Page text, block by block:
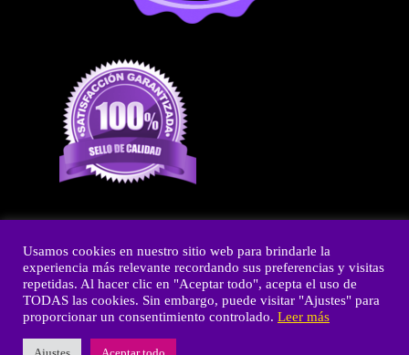
Copyright © 2026 Fiestas y Olé
Powered by Fiestas y Olé
Usamos cookies en nuestro sitio web para brindarle la
experiencia más relevante recordando sus preferencias y visitas
repetidas. Al hacer clic en "Aceptar todo", acepta el uso de
TODAS las cookies. Sin embargo, puede visitar "Ajustes" para
proporcionar un consentimiento controlado. Leer más